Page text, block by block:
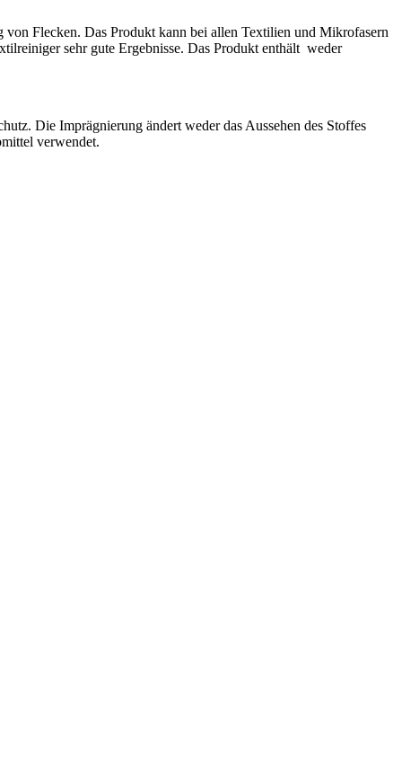
Flecken. Das Produkt kann bei allen Textilien und Mikrofasern
sehr gute Ergebnisse. Das Produkt enthält weder
Die Imprägnierung ändert weder das Aussehen des Stoffes
verwendet.